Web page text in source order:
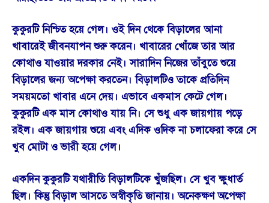
কুকুরটি নিশ্চিত হয়ে গেল। ওই দিন থেকে বিড়ালের আনা
খাবারেই জীবনযাপন শুরু করেন। খাবারের খোঁজে তার আর
কোথাও যাওয়ার দরকার নেই। সারাদিন নিজের তাঁবুতে শুয়ে
বিড়ালের জন্য অপেক্ষা করতেন। বিড়ালটিও তাকে প্রতিদিন
সময়মতো খাবার এনে দেয়। এভাবে একমাস কেটে গেল।
কুকুরটি এক মাস কোথাও যায় নি। সে শুধু এক জায়গায় পড়ে
রইল। এক জায়গায় শুয়ে এবং এদিক ওদিক না চলাফেরা করে সে
খুব মোটা ও ভারী হয়ে গেল।
একদিন কুকুরটি যথারীতি বিড়ালটিকে খুঁজছিল। সে খুব ক্ষুধার্ত
ছিল। কিন্তু বিড়াল আসতে অস্বীকৃতি জানায়। অনেকক্ষণ অপেক্ষা